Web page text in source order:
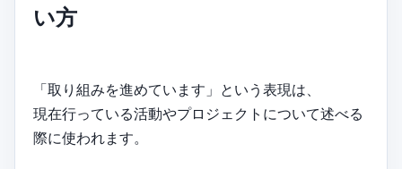
い方
「取り組みを進めています」という表現は、
現在行っている活動やプロジェクトについて述べる
際に使われます。